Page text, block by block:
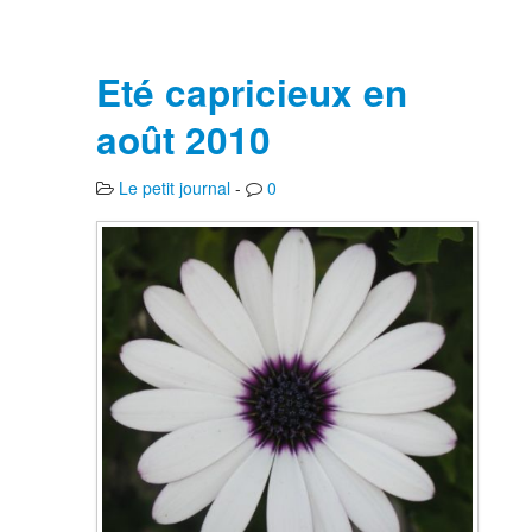
Eté capricieux en
août 2010
Le petit journal- 0